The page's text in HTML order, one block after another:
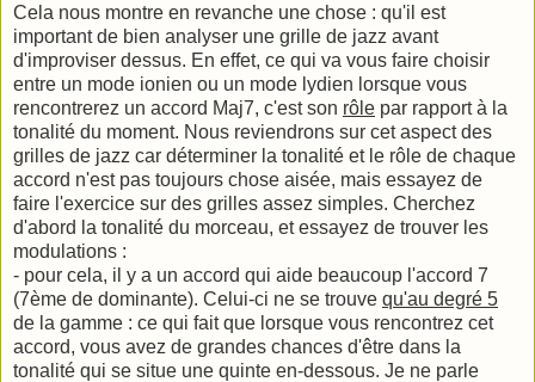
Cela nous montre en revanche une chose : qu'il est
important de bien analyser une grille de jazz avant
d'improviser dessus. En effet, ce qui va vous faire choisir
entre un mode ionien ou un mode lydien lorsque vous
rencontrerez un accord Maj7, c'est son rôle par rapport à la
tonalité du moment. Nous reviendrons sur cet aspect des
grilles de jazz car déterminer la tonalité et le rôle de chaque
accord n'est pas toujours chose aisée, mais essayez de
faire l'exercice sur des grilles assez simples. Cherchez
d'abord la tonalité du morceau, et essayez de trouver les
modulations :
- pour cela, il y a un accord qui aide beaucoup l'accord 7
(7ème de dominante). Celui-ci ne se trouve qu'au degré 5
de la gamme : ce qui fait que lorsque vous rencontrez cet
accord, vous avez de grandes chances d'être dans la
tonalité qui se situe une quinte en-dessous. Je ne parle